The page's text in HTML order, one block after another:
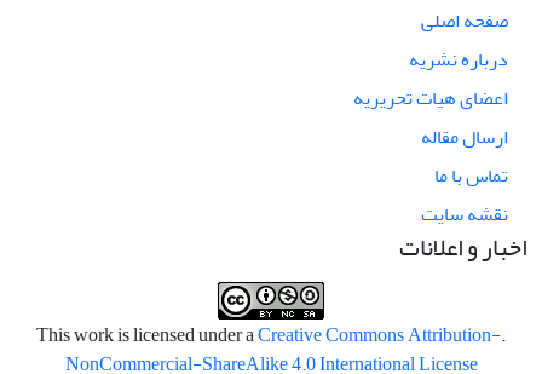
صفحه اصلی
درباره نشریه
اعضای هیات تحریریه
ارسال مقاله
تماس با ما
نقشه سایت
اخبار و اعلانات
.This work is licensed under a
Creative Commons Attribution-
NonCommercial-ShareAlike 4.0 International License